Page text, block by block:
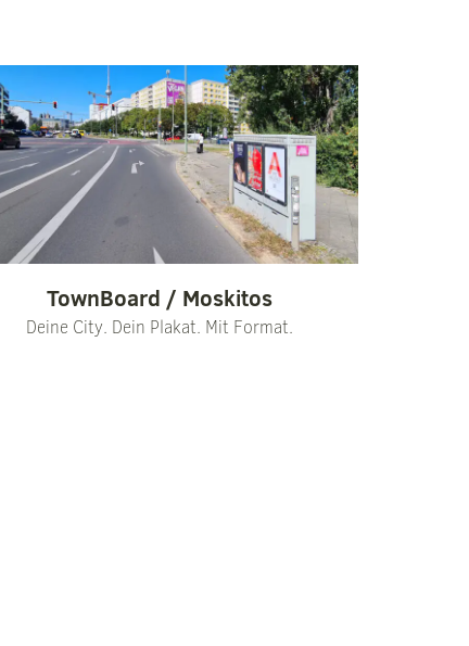
TownBoard / Moskitos
Deine City. Dein Plakat. Mit Format.